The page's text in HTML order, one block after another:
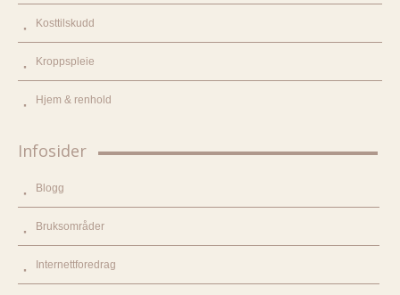
Kosttilskudd
Kroppspleie
Hjem & renhold
Infosider
Blogg
Bruksområder
Internettforedrag